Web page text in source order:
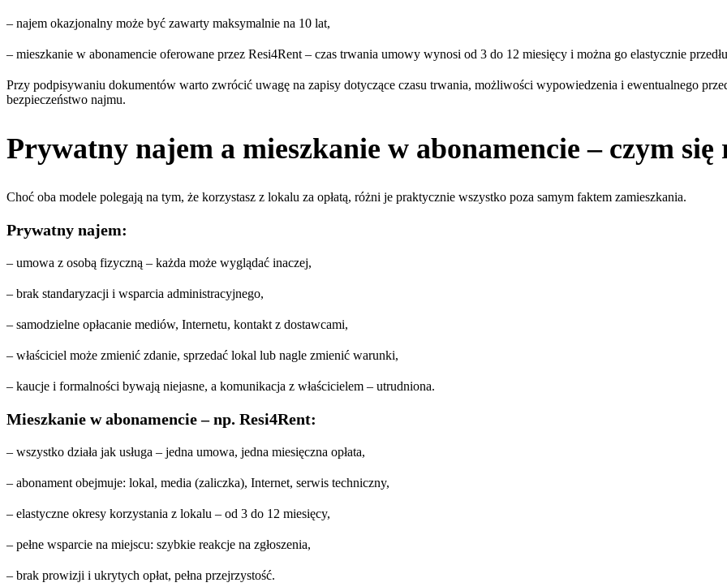
– najem okazjonalny może być zawarty maksymalnie na 10 lat,
– mieszkanie w abonamencie oferowane przez Resi4Rent – czas trwania umowy wynosi od 3 do 12 miesięcy i można go elastycznie
Przy podpisywaniu dokumentów warto zwrócić uwagę na zapisy dotyczące czasu trwania, możliwości wypowiedzenia i ewentualnego
bezpieczeństwo najmu.
Prywatny najem a mieszkanie w abonamencie – czym się
Choć oba modele polegają na tym, że korzystasz z lokalu za opłatą, różni je praktycznie wszystko poza samym faktem zamieszkania.
Prywatny najem:
– umowa z osobą fizyczną – każda może wyglądać inaczej,
– brak standaryzacji i wsparcia administracyjnego,
– samodzielne opłacanie mediów, Internetu, kontakt z dostawcami,
– właściciel może zmienić zdanie, sprzedać lokal lub nagle zmienić warunki,
– kaucje i formalności bywają niejasne, a komunikacja z właścicielem – utrudniona.
Mieszkanie w abonamencie – np. Resi4Rent:
– wszystko działa jak usługa – jedna umowa, jedna miesięczna opłata,
– abonament obejmuje: lokal, media (zaliczka), Internet, serwis techniczny,
– elastyczne okresy korzystania z lokalu – od 3 do 12 miesięcy,
– pełne wsparcie na miejscu: szybkie reakcje na zgłoszenia,
– brak prowizji i ukrytych opłat, pełna przejrzystość.